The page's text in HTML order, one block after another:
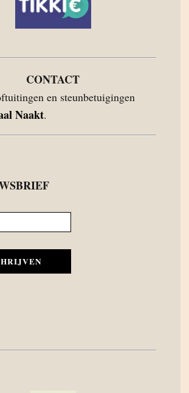
CONTACT
en steunbetuigingen
Naakt.